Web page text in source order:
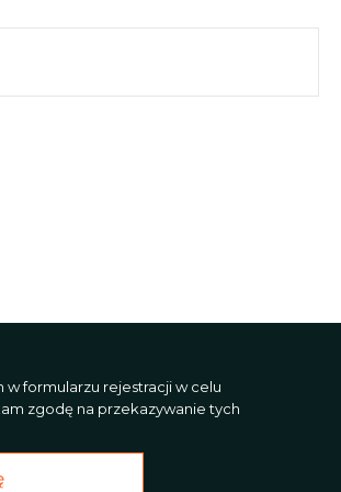
formularzu rejestracji w celu
zgodę na przekazywanie tych